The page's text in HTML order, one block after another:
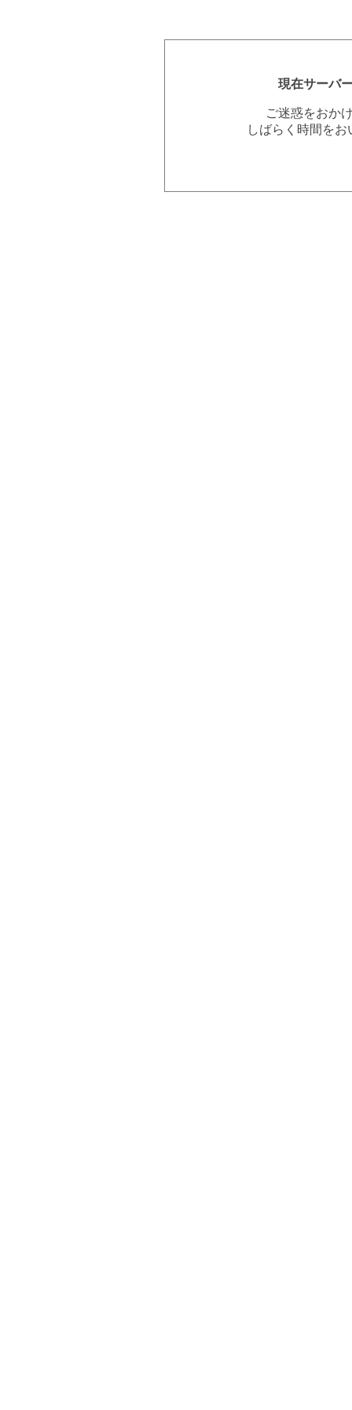
現在サーバ
ご迷惑をおか
しばらく時間を